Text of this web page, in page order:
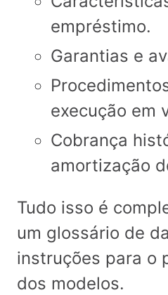
empréstimo.
Garantias e
execução em
Cobrança
amortização
Tudo isso é
um glossário de
instruções para o
dos modelos.